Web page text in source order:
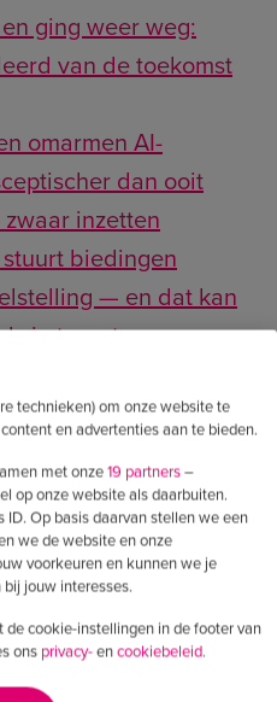
technieken) om onze website te
en advertenties aan te bieden.
met onze19 partners–
op onze website als daarbuiten.
Op basis daarvan stellen we een
we de website en onze
voorkeuren en kunnen we je
jouw interesses.
cookie-instellingen in de footer van
ons privacy-encookiebeleid.
ging weer weg:
van de toekomst
omarmen AI-
dan ooit
inzetten
biedingen
— en dat kan
je targets
Agent maakt
via één
dat tot slop-ads op
groeit 4,7% in Q1
overtroeven
nu nog beter